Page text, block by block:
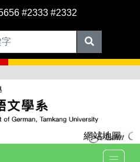
#2333 #2332
網站地圖